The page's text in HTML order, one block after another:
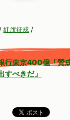
紅旗征戎 /
行東京400億「賛
すべきだ」